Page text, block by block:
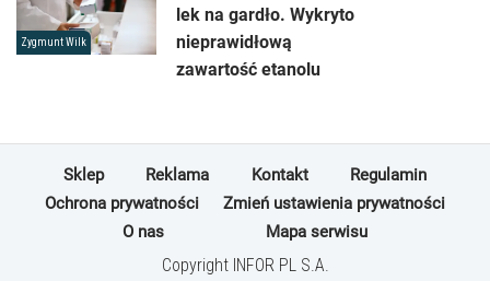
Zygmunt Wilk
lek na gardło. Wykryto
nieprawidłową
zawartość etanolu
Sklep Reklama Kontakt
Regulamin
Ochrona prywatności
Zmień ustawienia prywatności
O nas
Mapa serwisu
Copyright INFOR PL S.A.